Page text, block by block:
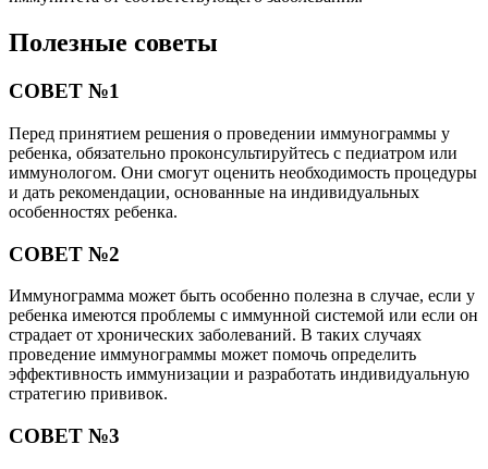
Полезные советы
СОВЕТ №1
Перед принятием решения о проведении иммунограммы у
ребенка, обязательно проконсультируйтесь с педиатром или
иммунологом. Они смогут оценить необходимость процедуры
и дать рекомендации, основанные на индивидуальных
особенностях ребенка.
СОВЕТ №2
Иммунограмма может быть особенно полезна в случае, если у
ребенка имеются проблемы с иммунной системой или если он
страдает от хронических заболеваний. В таких случаях
проведение иммунограммы может помочь определить
эффективность иммунизации и разработать индивидуальную
стратегию прививок.
СОВЕТ №3